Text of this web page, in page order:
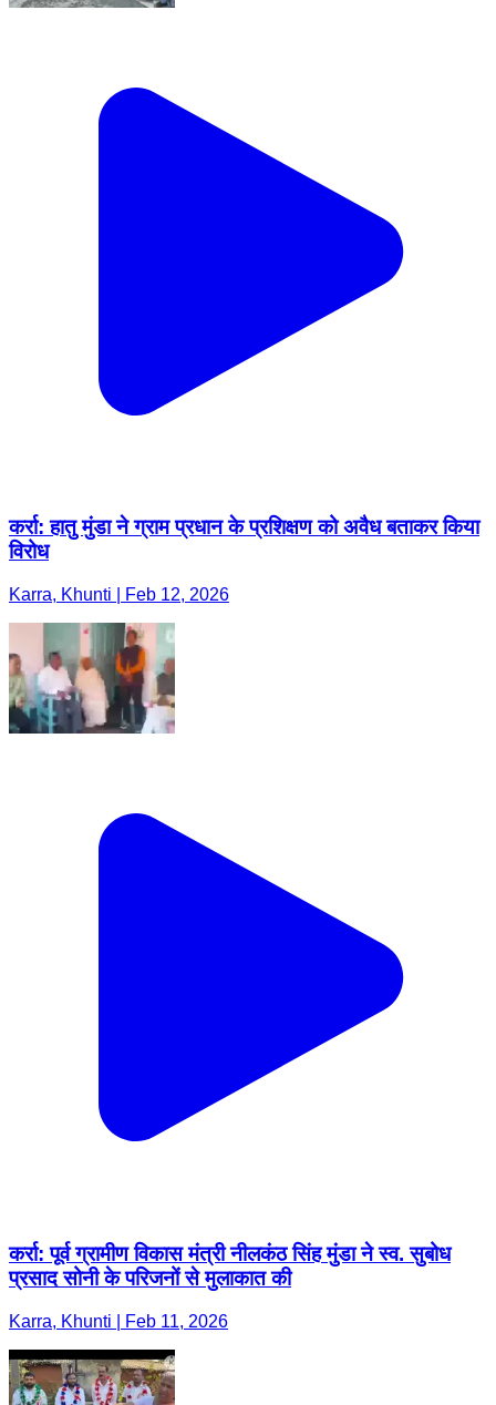
कर्रा: हातु मुंडा ने ग्राम प्रधान के प्रशिक्षण को अवैध बताकर किया
विरोध
Karra, Khunti | Feb 12, 2026
कर्रा: पूर्व ग्रामीण विकास मंत्री नीलकंठ सिंह मुंडा ने स्व. सुबोध
प्रसाद सोनी के परिजनों से मुलाकात की
Karra, Khunti | Feb 11, 2026